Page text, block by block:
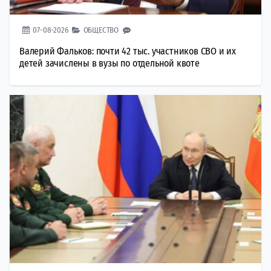
07-08-2026 ОБЩЕСТВО
Валерий Фальков: почти 42 тыс. участников СВО и их
детей зачислены в вузы по отдельной квоте